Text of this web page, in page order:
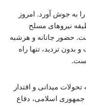
به جوش آورد. امروز
نیروهای مسلح
حضور جانانه و هرشبه
بدون تردید، تنها راه
میدانی و اقتدار
اسلامی، دفاع